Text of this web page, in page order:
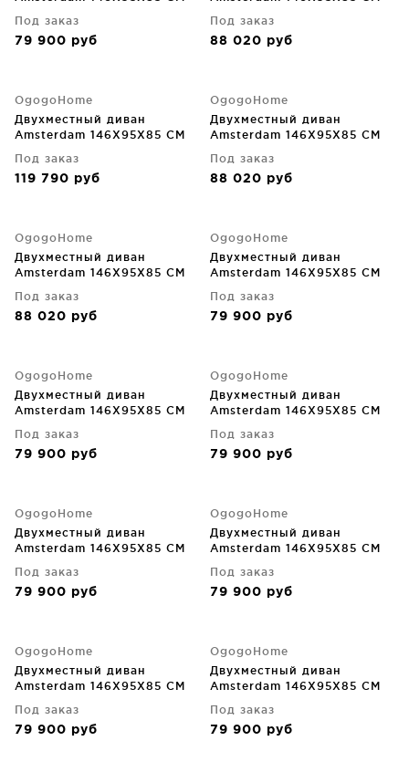
Под заказ
79 900 руб
Под заказ
88 020 руб
OgogoHome
Двухместный диван
Amsterdam 146X95X85 CM
Под заказ
119 790 руб
OgogoHome
Двухместный диван
Amsterdam 146X95X85 CM
Под заказ
88 020 руб
OgogoHome
Двухместный диван
Amsterdam 146X95X85 CM
Под заказ
88 020 руб
OgogoHome
Двухместный диван
Amsterdam 146X95X85 CM
Под заказ
79 900 руб
OgogoHome
Двухместный диван
Amsterdam 146X95X85 CM
Под заказ
79 900 руб
OgogoHome
Двухместный диван
Amsterdam 146X95X85 CM
Под заказ
79 900 руб
OgogoHome
Двухместный диван
Amsterdam 146X95X85 CM
Под заказ
79 900 руб
OgogoHome
Двухместный диван
Amsterdam 146X95X85 CM
Под заказ
79 900 руб
OgogoHome
Двухместный диван
Amsterdam 146X95X85 CM
Под заказ
79 900 руб
OgogoHome
Двухместный диван
Amsterdam 146X95X85 CM
Под заказ
79 900 руб